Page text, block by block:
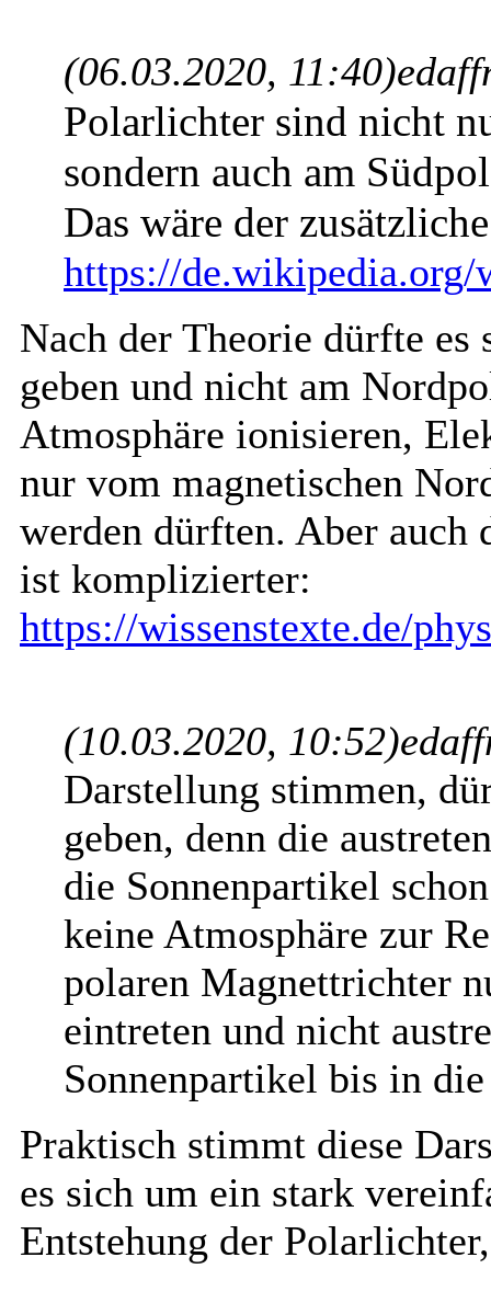
(06.03.2020, 11:40)
Polarlichter sind nicht
sondern auch am
Das wäre der
https://
Nach der Theorie dürfte es
geben und nicht am
Atmosphäre ionisieren,
nur vom magnetischen
werden dürften. Aber auch
ist komplizierter:
https://wissenstexte.de/
(10.03.2020, 10:52)
Darstellung stimmen,
geben, denn die
die Sonnenpartikel
keine Atmosphäre zur
polaren Magnettrichter
eintreten und nicht
Sonnenpartikel bis in
Praktisch stimmt diese
es sich um ein stark
Entstehung der